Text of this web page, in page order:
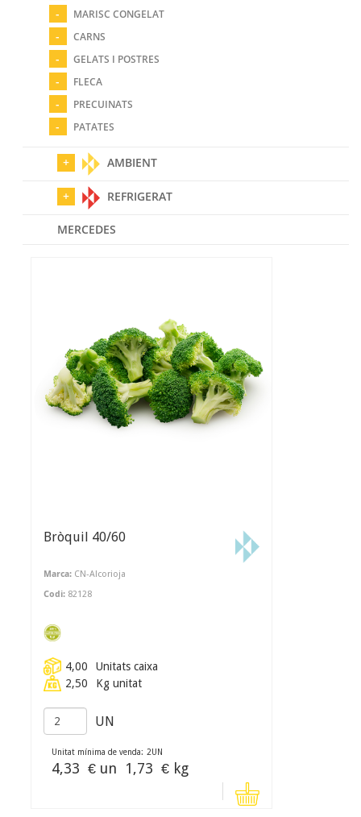
MARISC CONGELAT
CARNS
GELATS I POSTRES
FLECA
PRECUINATS
PATATES
AMBIENT
REFRIGERAT
MERCEDES
Bròquil 40/60
Marca: CN-Alcorioja
Codi: 82128
4,00
Unitats caixa
2,50
Kg unitat
UN
Unitat mínima de venda: 2UN
4,33 € un 1,73 € kg